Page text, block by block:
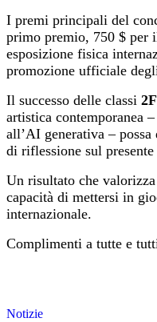
I premi principali del
primo premio, 750 $ per
esposizione fisica
promozione ufficiale
Il successo delle classi
artistica contemporanea
all’AI generativa –
di riflessione sul
Un risultato che
capacità di mettersi in
internazionale.
Complimenti a tutte e
Notizie